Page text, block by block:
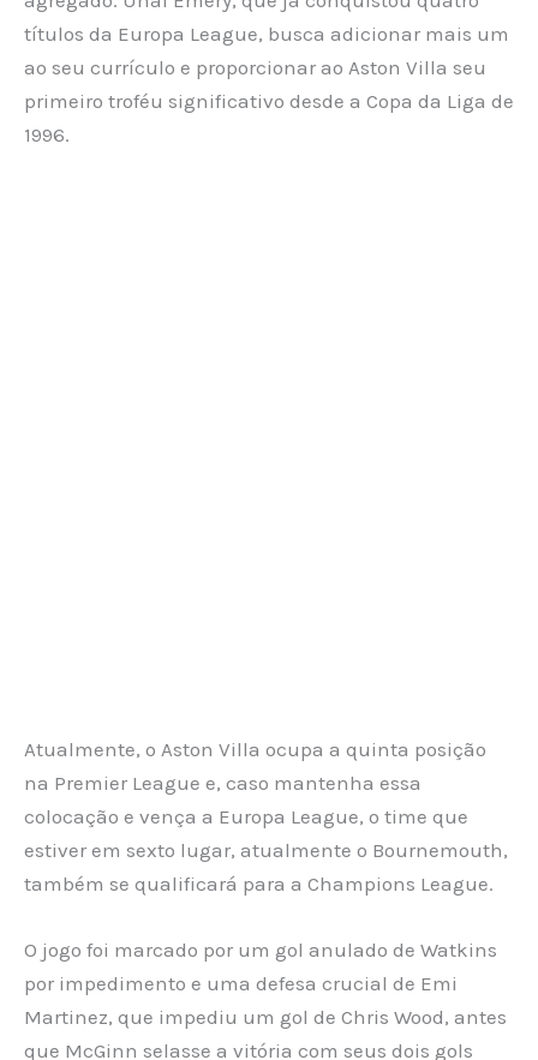
títulos da Europa League, busca adicionar mais um
ao seu currículo e proporcionar ao Aston Villa seu
primeiro troféu significativo desde a Copa da Liga de
1996.
Atualmente, o Aston Villa ocupa a quinta posição
na Premier League e, caso mantenha essa
colocação e vença a Europa League, o time que
estiver em sexto lugar, atualmente o Bournemouth,
também se qualificará para a Champions League.
O jogo foi marcado por um gol anulado de Watkins
por impedimento e uma defesa crucial de Emi
Martinez, que impediu um gol de Chris Wood, antes
que McGinn selasse a vitória com seus dois gols